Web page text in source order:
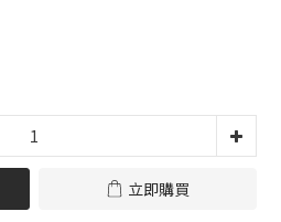
立即購買